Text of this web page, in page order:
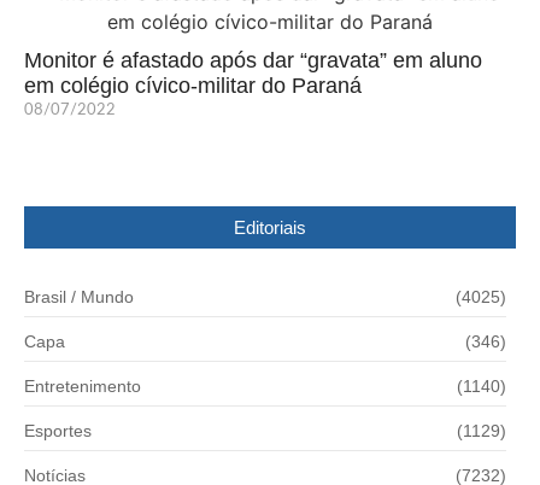
Monitor é afastado após dar “gravata” em aluno
em colégio cívico-militar do Paraná
08/07/2022
Editoriais
Brasil / Mundo (4025)
Capa (346)
Entretenimento (1140)
Esportes (1129)
Notícias (7232)